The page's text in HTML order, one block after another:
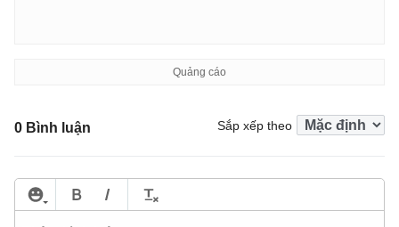
0 Bình luận Sắp xếp theo